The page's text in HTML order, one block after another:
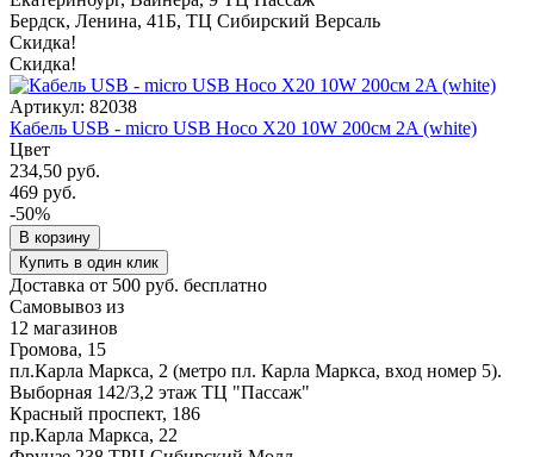
Бердск, Ленина, 41Б, ТЦ Сибирский Версаль
Скидка!
Скидка!
Артикул: 82038
Кабель USB - micro USB Hoco X20 10W 200см 2A (white)
Цвет
234,50 руб.
469 руб.
-50%
В корзину
Купить в один клик
Доставка от 500 руб. бесплатно
Самовывоз из
12 магазинов
Громова, 15
пл.Карла Маркса, 2 (метро пл. Карла Маркса, вход номер 5).
Выборная 142/3,2 этаж ТЦ "Пассаж"
Красный проспект, 186
пр.Карла Маркса, 22